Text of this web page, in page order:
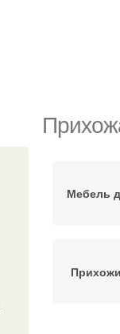
Мебель